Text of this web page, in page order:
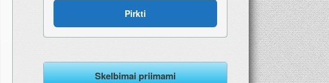
Pirkti
Skelbimai priimami